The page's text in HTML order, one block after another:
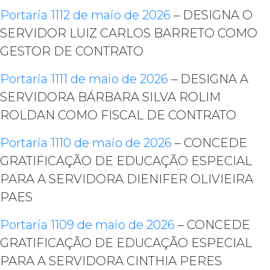
Portaria 1112 de maio de 2026 – DESIGNA O
SERVIDOR LUIZ CARLOS BARRETO COMO
GESTOR DE CONTRATO
Portaria 1111 de maio de 2026 – DESIGNA A
SERVIDORA BÁRBARA SILVA ROLIM
ROLDAN COMO FISCAL DE CONTRATO
Portaria 1110 de maio de 2026 – CONCEDE
GRATIFICAÇÃO DE EDUCAÇÃO ESPECIAL
PARA A SERVIDORA DIENIFER OLIVIEIRA
PAES
Portaria 1109 de maio de 2026 – CONCEDE
GRATIFICAÇÃO DE EDUCAÇÃO ESPECIAL
PARA A SERVIDORA CINTHIA PERES